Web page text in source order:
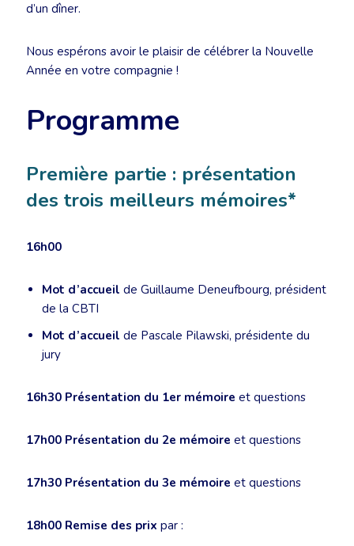
d’un dîner.
Nous espérons avoir le plaisir de célébrer la Nouvelle
Année en votre compagnie !
Programme
Première partie : présentation
des trois meilleurs mémoires*
16h00
Mot d’accueil de Guillaume Deneufbourg, président
de la CBTI
Mot d’accueil de Pascale Pilawski, présidente du
jury
16h30 Présentation du 1er mémoire et questions
17h00 Présentation du 2e mémoire et questions
17h30 Présentation du 3e mémoire et questions
18h00 Remise des prix par :